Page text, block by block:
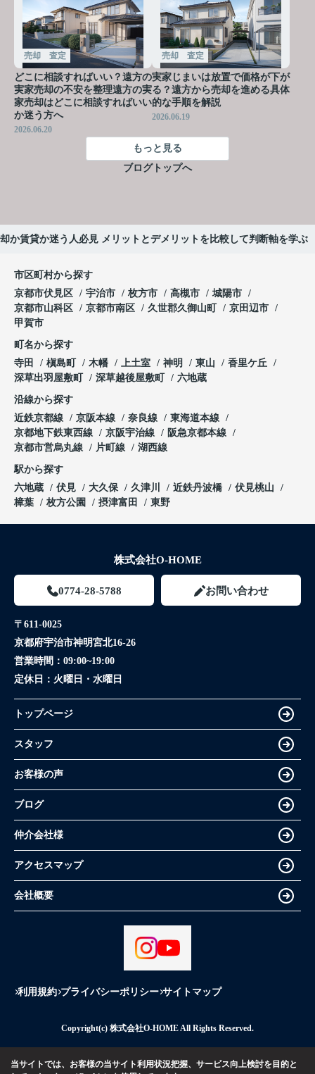
売却 査定
どこに相談すればいい？遠方の
実家売却の不安を整理遠方の実
家売却はどこに相談すればいい
か迷う方へ
2026.06.20
売却 査定
実家じまいは放置で価格が下が
る？遠方から売却を進める具体
的な手順を解説
2026.06.19
もっと見る
ブログトップへ
か賃貸か迷う人必見 メリットとデメリットを比較して判断軸を学ぶ
市区町村から探す
京都市伏見区
宇治市 枚方市 高槻市
城陽市
京都市山科区
京都市南区 久世郡久御山町
京田辺市
甲賀市
町名から探す
寺田
槇島町 木幡 上土室 神明 東山
香里ケ丘
深草出羽屋敷町
深草越後屋敷町 六地蔵
沿線から探す
近鉄京都線
京阪本線 奈良線
東海道本線
京都地下鉄東西線
京阪宇治線
阪急京都本線
京都市営烏丸線
片町線 湖西線
駅から探す
六地蔵
伏見 大久保 久津川 近鉄丹波橋
伏見桃山
樟葉
枚方公園 摂津富田 東野
株式会社O-HOME
0774-28-5788 お問い合わせ
〒611-0025
京都府宇治市神明宮北16-26
営業時間： 09:00~19:00
定休日： 火曜日・水曜日
トップページ
スタッフ
お客様の声
ブログ
仲介会社様
アクセスマップ
会社概要
利用規約 プライバシーポリシー サイトマップ
Copyright(c) 株式会社O-HOME All Rights Reserved.
当サイトでは、お客様の当サイト利用状況把握、サービス向上検討を目的と